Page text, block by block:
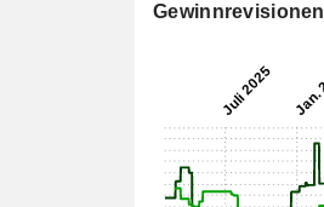
Gewinnrevisionen